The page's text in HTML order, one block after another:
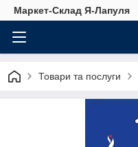
Маркет-Склад Я-Лапуля
Товари та послуги